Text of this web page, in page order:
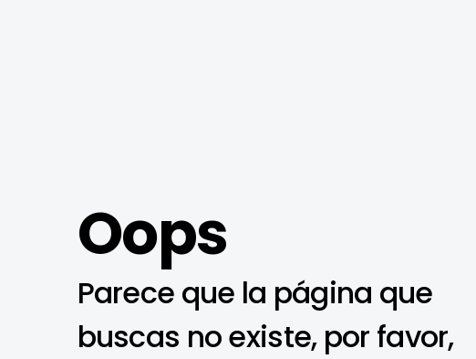
Oops
Parece que la página que
buscas no existe, por favor,